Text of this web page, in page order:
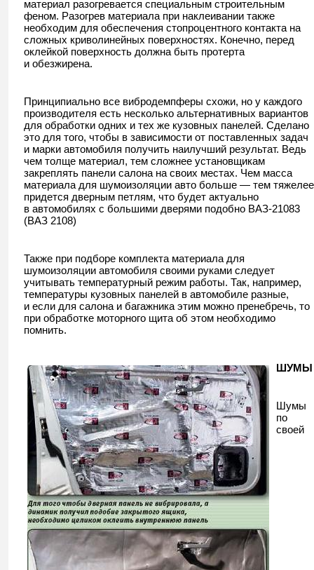
материал разогревается специальным строительным
феном. Разогрев материала при наклеивании также
необходим для обеспечения стопроцентного контакта на
сложных криволинейных поверхностях. Конечно, перед
оклейкой поверхность должна быть протерта
и обезжирена.
Принципиально все вибродемпферы схожи, но у каждого
производителя есть несколько альтернативных вариантов
для обработки одних и тех же кузовных панелей. Сделано
это для того, чтобы в зависимости от поставленных задач
и марки автомобиля получить наилучший результат. Ведь
чем толще материал, тем сложнее установщикам
закреплять панели салона на своих местах. Чем масса
материала для шумоизоляции авто больше — тем тяжелее
придется дверным петлям, что будет актуально
в автомобилях с большими дверями подобно ВАЗ-21083
(ВАЗ 2108)
Также при подборе комплекта материала для
шумоизоляции автомобиля своими руками следует
учитывать температурный режим работы. Так, например,
температуры кузовных панелей в автомобиле разные,
и если для салона и багажника этим можно пренебречь, то
при обработке моторного щита об этом необходимо
помнить.
ШУМЫ
Шумы
по
своей